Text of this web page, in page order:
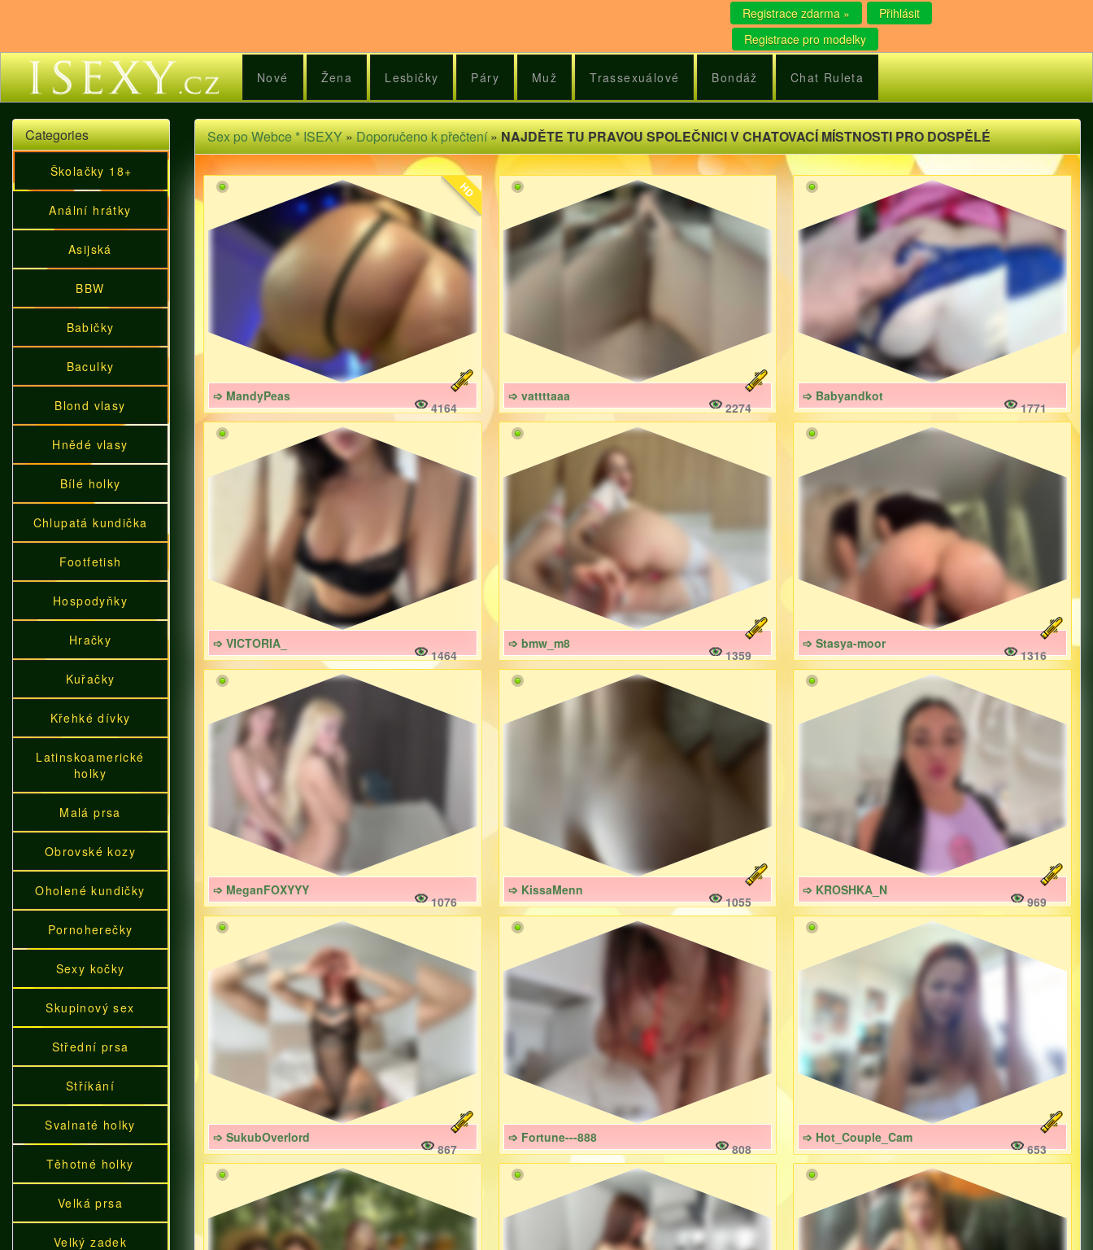
Registrace zdarma »
Přihlásit
Registrace pro modelky
Nové Žena Lesbičky Páry Muž Trassexuálové Bondáž Chat Ruleta
Categories
Školačky 18+
Anální hrátky
Asijská
BBW
Babičky
Baculky
Blond vlasy
Hnědé vlasy
Bílé holky
Chlupatá kundička
Footfetish
Hospodyňky
Hračky
Kuřačky
Křehké dívky
Latinskoamerické
holky
Malá prsa
Obrovské kozy
Oholené kundičky
Pornoherečky
Sexy kočky
Skupinový sex
Střední prsa
Stříkání
Svalnaté holky
Těhotné holky
Velká prsa
Velký zadek
Sex po Webce * ISEXY»Doporučeno k přečtení»NAJDĚTE TU PRAVOU SPOLEČNICI V CHATOVACÍ MÍSTNOSTI PRO DOSPĚLÉ
HD
➩ MandyPeas
4164
➩ vattttaaa
2274
➩ Babyandkot
1771
➩ VICTORIA_
1464
➩ bmw_m8
1359
➩ Stasya-moor
1316
➩ MeganFOXYYY
1076
➩ KissaMenn
1055
➩ KROSHKA_N
969
➩ SukubOverlord
867
➩ Fortune---888
808
➩ Hot_Couple_Cam
653